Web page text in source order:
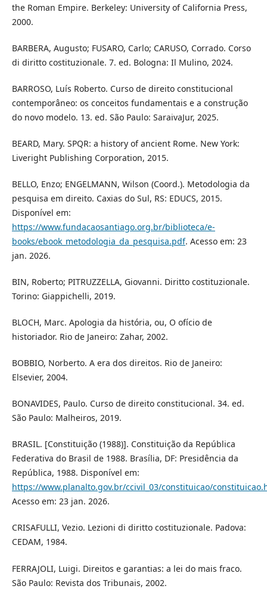
the Roman Empire. Berkeley: University of California Press,
2000.
BARBERA, Augusto; FUSARO, Carlo; CARUSO, Corrado. Corso
di diritto costituzionale. 7. ed. Bologna: Il Mulino, 2024.
BARROSO, Luís Roberto. Curso de direito constitucional
contemporâneo: os conceitos fundamentais e a construção
do novo modelo. 13. ed. São Paulo: SaraivaJur, 2025.
BEARD, Mary. SPQR: a history of ancient Rome. New York:
Liveright Publishing Corporation, 2015.
BELLO, Enzo; ENGELMANN, Wilson (Coord.). Metodologia da
pesquisa em direito. Caxias do Sul, RS: EDUCS, 2015.
Disponível em:
https://www.fundacaosantiago.org.br/biblioteca/e-
books/ebook_metodologia_da_pesquisa.pdf. Acesso em: 23
jan. 2026.
BIN, Roberto; PITRUZZELLA, Giovanni. Diritto costituzionale.
Torino: Giappichelli, 2019.
BLOCH, Marc. Apologia da história, ou, O ofício de
historiador. Rio de Janeiro: Zahar, 2002.
BOBBIO, Norberto. A era dos direitos. Rio de Janeiro:
Elsevier, 2004.
BONAVIDES, Paulo. Curso de direito constitucional. 34. ed.
São Paulo: Malheiros, 2019.
BRASIL. [Constituição (1988)]. Constituição da República
Federativa do Brasil de 1988. Brasília, DF: Presidência da
República, 1988. Disponível em:
https://www.planalto.gov.br/ccivil_03/constituicao/
Acesso em: 23 jan. 2026.
CRISAFULLI, Vezio. Lezioni di diritto costituzionale. Padova:
CEDAM, 1984.
FERRAJOLI, Luigi. Direitos e garantias: a lei do mais fraco.
São Paulo: Revista dos Tribunais, 2002.